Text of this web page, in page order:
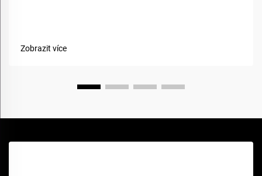
Zobrazit více